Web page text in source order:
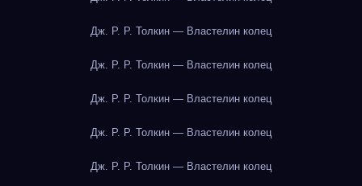
Дж. Р. Р. Толкин — Властелин колец
Дж. Р. Р. Толкин — Властелин колец
Дж. Р. Р. Толкин — Властелин колец
Дж. Р. Р. Толкин — Властелин колец
Дж. Р. Р. Толкин — Властелин колец